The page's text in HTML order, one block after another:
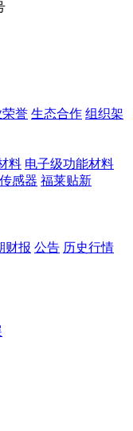
誉 生态合作 组织架
料 电子级功能材料
感器 福莱贴新
财报 公告 历史行情